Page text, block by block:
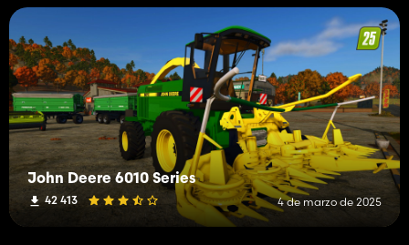
John Deere 6010 Series
42 413 4 de marzo de 2025